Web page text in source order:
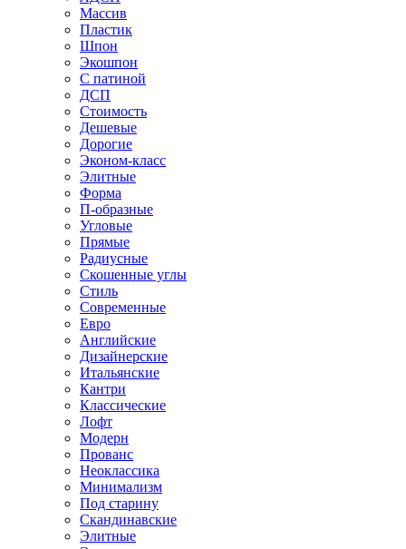
Массив
Пластик
Шпон
Экошпон
С патиной
ДСП
Стоимость
Дешевые
Дорогие
Эконом-класс
Элитные
Форма
П-образные
Угловые
Прямые
Радиусные
Скошенные углы
Стиль
Современные
Евро
Английские
Дизайнерские
Итальянские
Кантри
Классические
Лофт
Модерн
Прованс
Неоклассика
Минимализм
Под старину
Скандинавские
Элитные